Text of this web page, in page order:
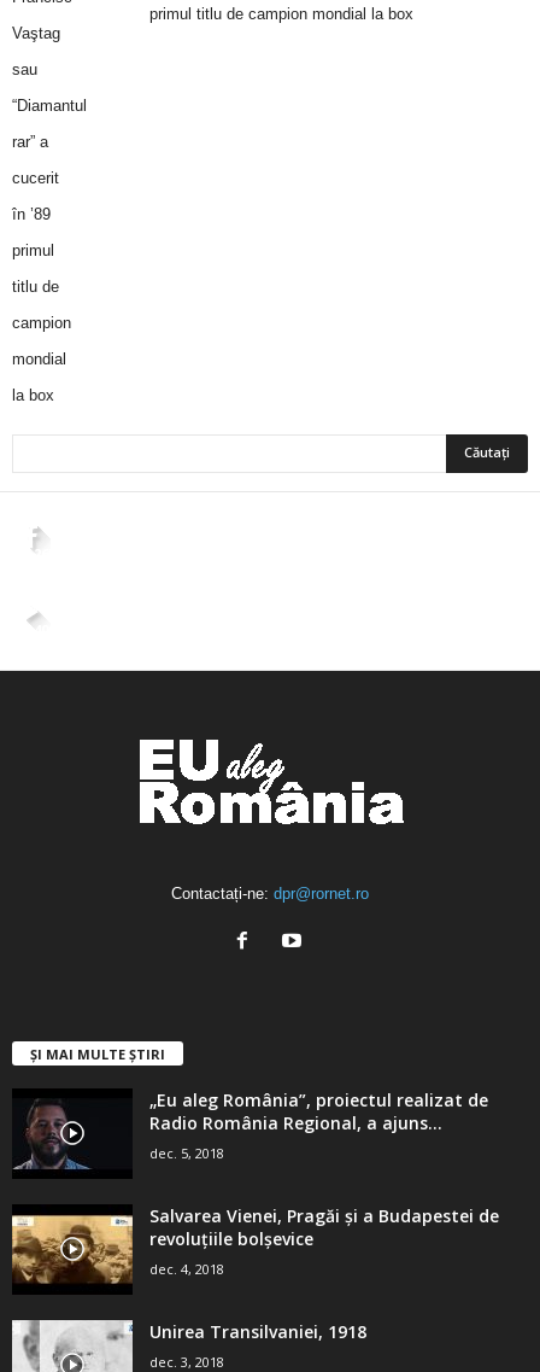
primul titlu de campion mondial la box
2,265
4,400
Contactați-ne: dpr@rornet.ro
ȘI MAI MULTE ȘTIRI
„Eu aleg România”, proiectul realizat de
Radio România Regional, a ajuns...
dec. 5, 2018
Salvarea Vienei, Pragăi şi a Budapestei de
revoluţiile bolşevice
dec. 4, 2018
Unirea Transilvaniei, 1918
dec. 3, 2018